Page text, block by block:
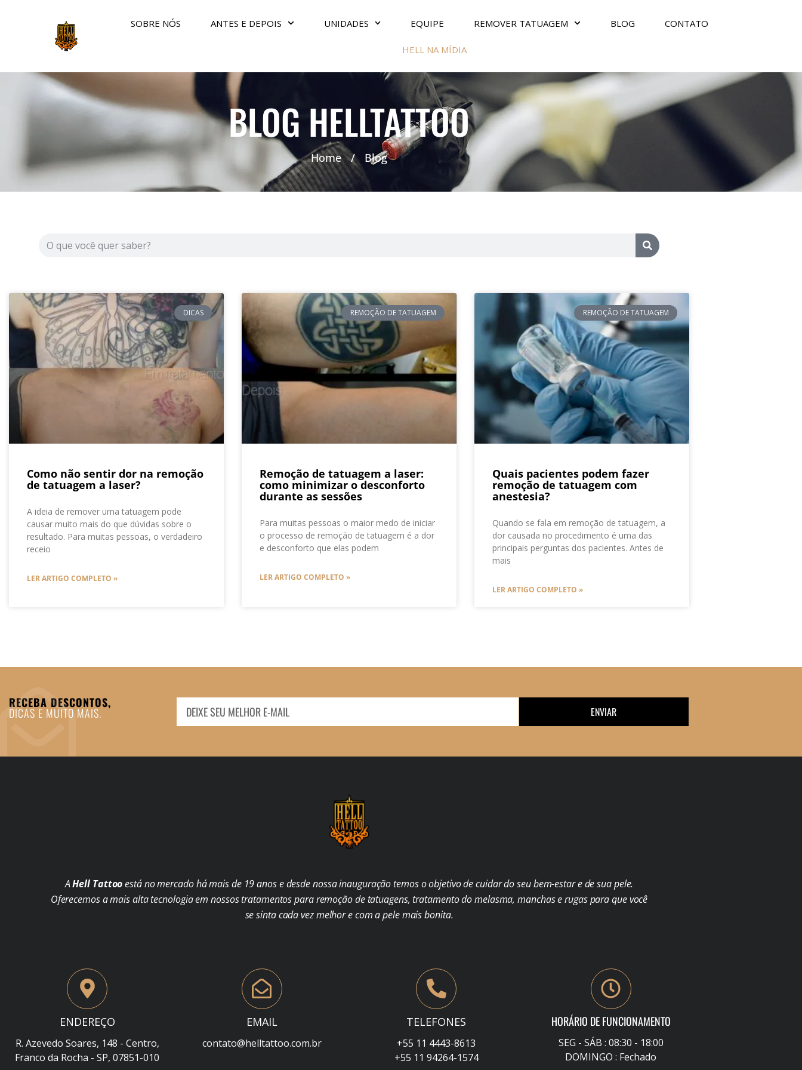
SOBRE NÓS ANTES E DEPOIS UNIDADES EQUIPE REMOVER TATUAGEM BLOG CONTATO
HELL NA MÍDIA
BLOG HELLTATTOO
Home / Blog
DICAS
Como não sentir dor na remoção
de tatuagem a laser?
A ideia de remover uma tatuagem pode
causar muito mais do que dúvidas sobre o
resultado. Para muitas pessoas, o verdadeiro
receio
LER ARTIGO COMPLETO »
REMOÇÃO DE TATUAGEM
Remoção de tatuagem a laser:
como minimizar o desconforto
durante as sessões
Para muitas pessoas o maior medo de iniciar
o processo de remoção de tatuagem é a dor
e desconforto que elas podem
LER ARTIGO COMPLETO »
REMOÇÃO DE TATUAGEM
Quais pacientes podem fazer
remoção de tatuagem com
anestesia?
Quando se fala em remoção de tatuagem, a
dor causada no procedimento é uma das
principais perguntas dos pacientes. Antes de
mais
LER ARTIGO COMPLETO »
RECEBA DESCONTOS,
DICAS E MUITO MAIS. ENVIAR
AHell Tattooestá no mercado há mais de 19 anos e desde nossa inauguração temos o objetivo de cuidar do seu bem-estar e de sua pele.
Oferecemos a mais alta tecnologia em nossos tratamentos para remoção de tatuagens, tratamento do melasma, manchas e rugas para que você
se sinta cada vez melhor e com a pele mais bonita.
ENDEREÇO
R. Azevedo Soares, 148 - Centro,
Franco da Rocha - SP, 07851-010
EMAIL
contato@helltattoo.com.br
TELEFONES
+55 11 4443-8613
+55 11 94264-1574
HORÁRIO DE FUNCIONAMENTO
SEG - SÁB : 08:30 - 18:00
DOMINGO : Fechado